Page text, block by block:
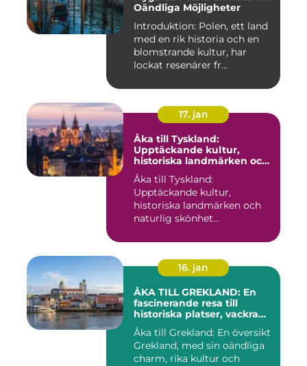
Oändliga Möjligheter
Introduktion: Polen, ett land
med en rik historia och en
blomstrande kultur, har
lockat resenärer fr...
17. jan
Åka till Tyskland:
Upptäckande kultur,
historiska landmärken och
naturlig skönhet
Åka till Tyskland:
Upptäckande kultur,
historiska landmärken och
naturlig skönhet
16. jan
ÅKA TILL GREKLAND: En
fascinerande resa till
historiska platser, vackra
stränder och lockande
kulturer
Åka till Grekland: En översikt
Grekland, med sin oändliga
charm, rika kultur och